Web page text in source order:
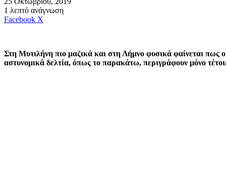
1 λεπτό ανάγνωση
Facebook X
Στη Μυτιλήνη πιο μαζικά και στη Λήμνο φυσικά φαίνεται πως
αστυνομικά δελτία, όπως το παρακάτω, περιγράφουν μόνο